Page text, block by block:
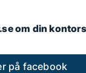
om din
på facebook